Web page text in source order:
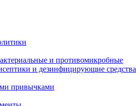
и противомикробные
и дезинфицирующие средства
привычками